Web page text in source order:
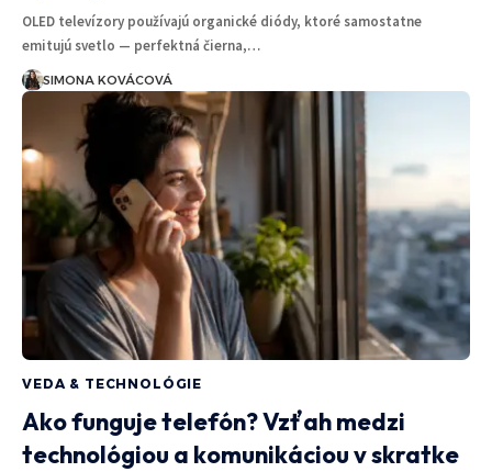
OLED televízory používajú organické diódy, ktoré samostatne
emitujú svetlo — perfektná čierna,…
SIMONA KOVÁCOVÁ
VEDA & TECHNOLÓGIE
Ako funguje telefón? Vzťah medzi
technológiou a komunikáciou v skratke